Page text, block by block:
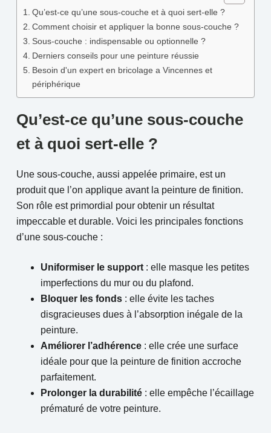
Qu’est-ce qu’une sous-couche et à quoi sert-elle ?
Comment choisir et appliquer la bonne sous-couche ?
Sous-couche : indispensable ou optionnelle ?
Derniers conseils pour une peinture réussie
Besoin d'un expert en bricolage a Vincennes et
périphérique
Qu’est-ce qu’une sous-couche
et à quoi sert-elle ?
Une sous-couche, aussi appelée primaire, est un
produit que l’on applique avant la peinture de finition.
Son rôle est primordial pour obtenir un résultat
impeccable et durable. Voici les principales fonctions
d’une sous-couche :
Uniformiser le support: elle masque les petites
imperfections du mur ou du plafond.
Bloquer les fonds: elle évite les taches
disgracieuses dues à l’absorption inégale de la
peinture.
Améliorer l’adhérence: elle crée une surface
idéale pour que la peinture de finition accroche
parfaitement.
Prolonger la durabilité: elle empêche l’écaillage
prématuré de votre peinture.